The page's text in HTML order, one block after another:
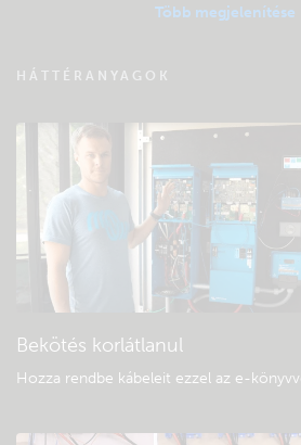
VRM távfelügyelet –
Keressen a közösség
Általános letöltések és
Több megjelenítése
HÁTTÉRANYAGOK
Bekötés korlátlanul
Hozza rendbe kábeleit ezzel az e-